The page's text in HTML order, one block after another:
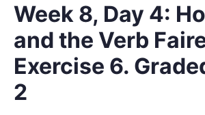
Week 8, Day 4:
and the Verb
Exercise 6.
2